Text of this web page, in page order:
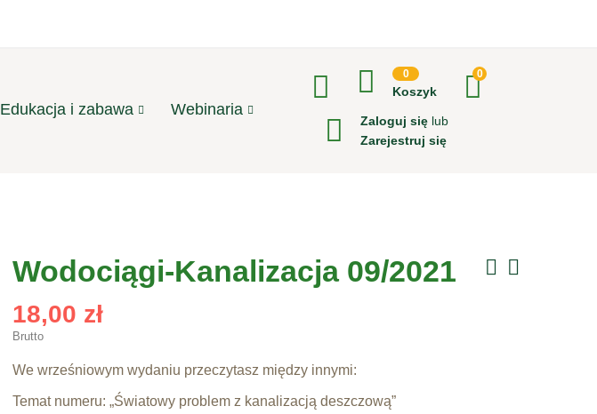
0
Koszyk
0
Zaloguj się lub
Zarejestruj się
Edukacja i zabawa Webinaria
Wodociągi-Kanalizacja 09/2021
18,00 zł
Brutto
We wrześniowym wydaniu przeczytasz między innymi:
Temat numeru: „Światowy problem z kanalizacją deszczową”